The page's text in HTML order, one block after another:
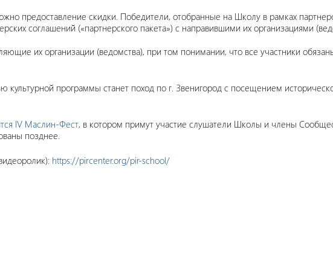
предоставление скидки. Победители, отобранные на Школу в рамках
соглашений («партнерского пакета») с направившими их организациями
их организации (ведомства), при том понимании, что все участники
культурной программы станет поход по г. Звенигород с посещением
IV Маслин-Фест, в котором примут участие слушатели Школы и члены
позднее.
https://pircenter.org/pir-school/